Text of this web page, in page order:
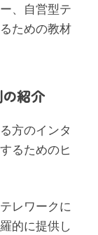
、自営型テ
ための教材
紹介
方のインタ
るためのヒ
レワークに
的に提供し